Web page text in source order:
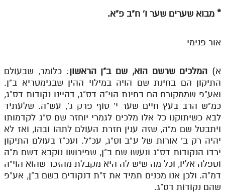
תע"ס חלק ב' עיון
תלמוד עשר הספירות חלק ד
תלמוד עשר הספירות חלק ה
תלמוד עשר הספירות חלק ו
תלמוד עשר הספירות חלק ז
תלמוד עשר הספירות חלק ח
תלמוד עשר הספירות חלק ט
תלמוד עשר הספירות חלק י
* מבוא שערים שער ו' ח"ב פ"א.
אור פנימי
א) המלכים שרשם הוא, שם ב"ן הראשון: כלומר, שבעולם
התיקון הם בחינת שם הויה במילוי ההין שבגימטריא ב"ן.
ואע"פ שממקורם הם בחינת הוי"ה דס"ג, דהיינו נקודות דס"ג,
כמ"ש הרב בעץ חיים שער י' סוף פרק ג', עש"ה. שלעתיד
לבא כשיתוקנו כל אלו מלכים לגמרי יוחזר שם ס"ג לקדמותו
ויתבטל שם מ"ה, שזה ענין חזרת העולם לתהו ובהו, ואז לא
יהיה רק ב' אורות של ע"ב וס"ג, עכ"ל. ועכ"ז בעולם התיקון
ירדו הנקודות דס"ג ונעשו שם ב"ן, שפירושו נוקבא דשם מ"ה
וטפלה אליו, וכל מה שיש לה היא מקבלת מהזכר שהוא הוי"ה
דמ"ה. ולכן אנו מכנים תמיד את ז"ת דנקודים בשם ב"ן, אע"פ
שהם נקודות דס"ג.